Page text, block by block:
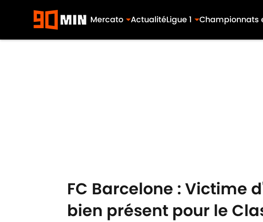
Mercato ActualitéLigue 1 Championnats
FC Barcelone : Victime
bien présent pour le